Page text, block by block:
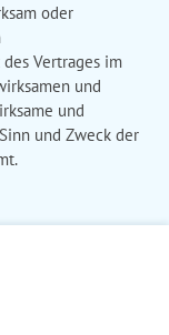
oder
Vertrages im
und
und
und Zweck der